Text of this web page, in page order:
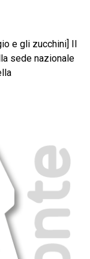
e gli zucchini] Il
sede nazionale